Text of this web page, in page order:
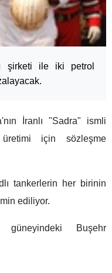
şirketi ile iki petrol
İranlı "Sadra" ismli
için sözleşme
tankerlerin her birinin
ediliyor.
Buşehr